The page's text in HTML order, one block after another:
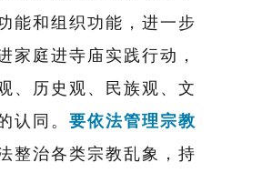
能和组织功能， 进一步
家庭进寺庙实践行动，
、历史观、民族观、文
认同。 要依法管理宗教
整治各类宗教乱象，持